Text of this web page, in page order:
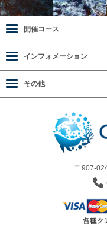
〒907-
開催コース
インフォメーション
その他